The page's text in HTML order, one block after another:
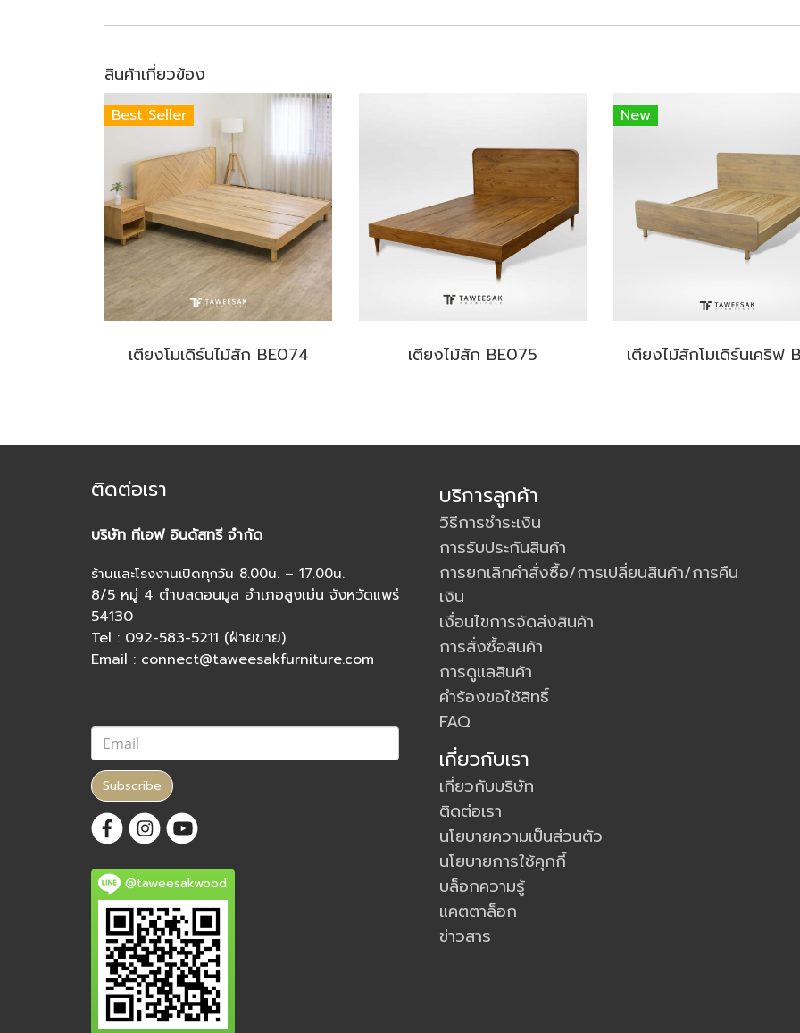
สินค้าเกี่ยวข้อง
Best Seller
เตียงโมเดิร์นไม้สัก BE074 เตียงไม้สัก BE075
New
ติดต่อเรา
บริษัท ทีเอฟ อินดัสทรี จำกัด
ร้านและโรงงานเปิดทุกวัน 8.00น. – 17.00น.
8/5 หมู่ 4 ตำบลดอนมูล อำเภอสูงเม่น จังหวัดแพร่
54130
Tel : 092-583-5211 (ฝ่ายขาย)
Email : connect@taweesakfurniture.com
Subscribe
@taweesakwood
บริการลูกค้า
วิธีการชำระเงิน
การรับประกันสินค้า
การยกเลิกคำสั่งซื้อ/การเปลี่ยนสินค้า/การคืน
เงิน
เงื่อนไขการจัดส่งสินค้า
การสั่งซื้อสินค้า
การดูแลสินค้า
คำร้องขอใช้สิทธิ์
FAQ
เกี่ยวกับเรา
เกี่ยวกับบริษัท
ติดต่อเรา
นโยบายความเป็นส่วนตัว
นโยบายการใช้คุกกี้
บล็อกความรู้
แคตตาล็อก
ข่าวสาร